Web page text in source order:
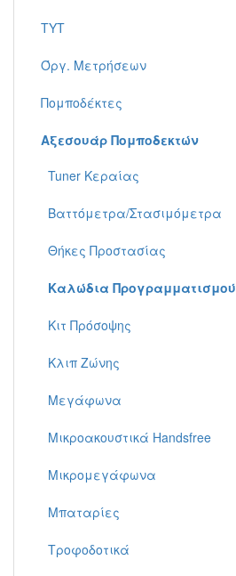
TYT
Όργ. Μετρήσεων
Πομποδέκτες
Αξεσουάρ Πομποδεκτών
Tuner Κεραίας
Βαττόμετρα/Στασιμόμετρα
Θήκες Προστασίας
Καλώδια Προγραμματισμού
Κιτ Πρόσοψης
Κλιπ Ζώνης
Μεγάφωνα
Μικροακουστικά Handsfree
Μικρομεγάφωνα
Μπαταρίες
Τροφοδοτικά